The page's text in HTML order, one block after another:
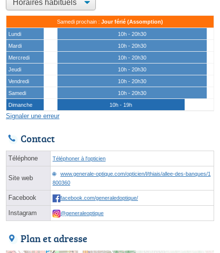
Samedi prochain : Jour férié (Assomption)
Lundi
10h - 20h30
Mardi
10h - 20h30
Mercredi
10h - 20h30
Jeudi
10h - 20h30
Vendredi
10h - 20h30
Samedi
10h - 20h30
Dimanche
10h - 19h
Signaler une erreur
Contact
Téléphone Téléphoner à l'opticien
Site web
www.generale-optique.com/opticien/l/thiais/allee-des-banques/1
800360
Facebook facebook.com/generaledoptique/
Instagram @generaleoptique
Plan et adresse